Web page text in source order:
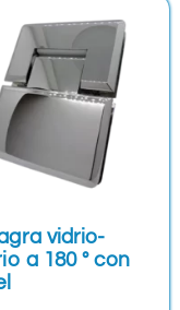
vidrio-
a 180 ° con